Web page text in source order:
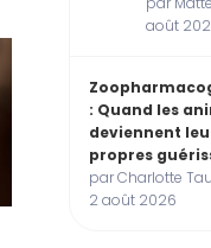
août
: Quand les
deviennent
propres
par Charlotte
2 août 2026